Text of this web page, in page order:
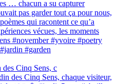
Cinq Sens, c